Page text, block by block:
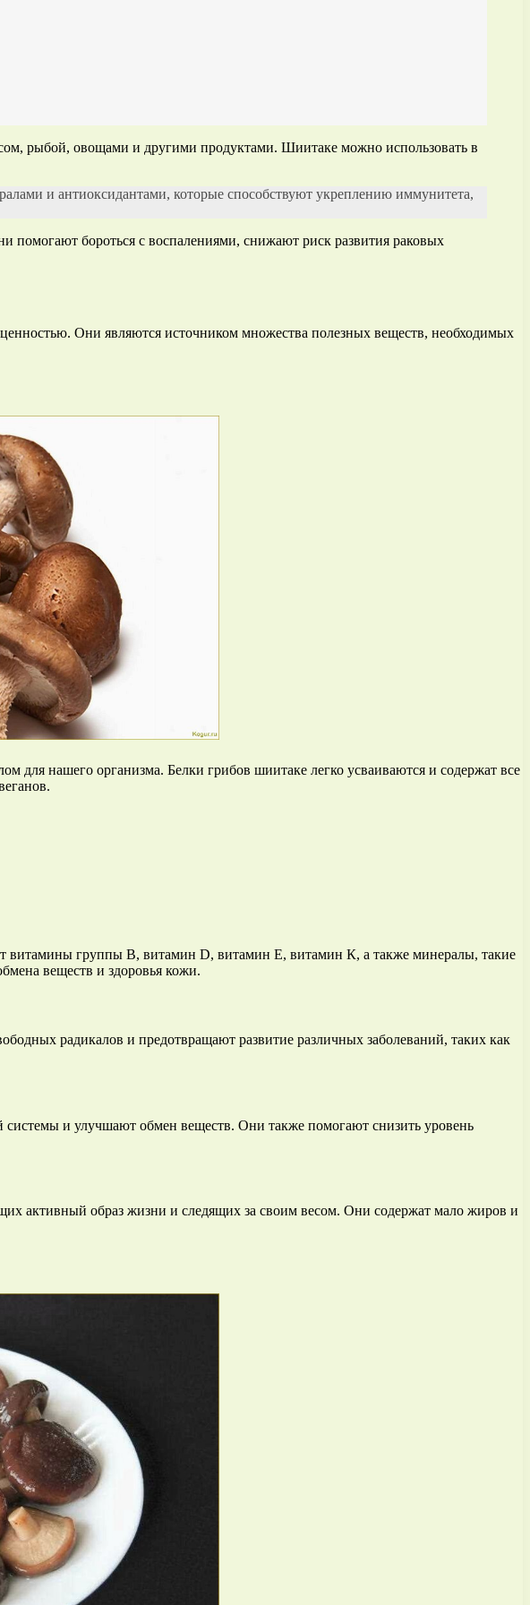
рыбой, овощами и другими продуктами. Шиитаке можно использовать в
и антиоксидантами, которые способствуют укреплению иммунитета,
бороться с воспалениями, снижают риск развития раковых
Они являются источником множества полезных веществ, необходимых
для нашего организма. Белки грибов шиитаке легко усваиваются и содержат все
витамины группы В, витамин D, витамин Е, витамин К, а также минералы, такие
веществ и здоровья кожи.
радикалов и предотвращают развитие различных заболеваний, таких как
и улучшают обмен веществ. Они также помогают снизить уровень
активный образ жизни и следящих за своим весом. Они содержат мало жиров и